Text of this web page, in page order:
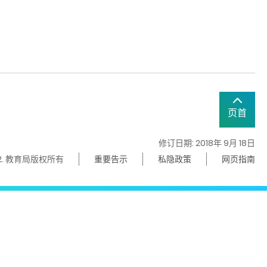
页首
修订日期: 2018年 9月 18日
教育局版权所有
重要告示 私隐政策 网页指南